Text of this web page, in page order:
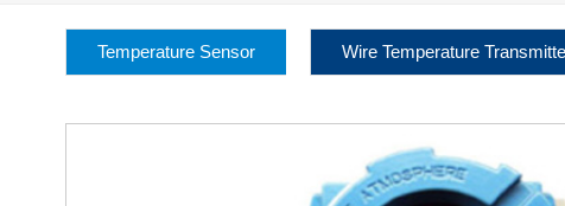
Temperature Sensor Wire Temperature